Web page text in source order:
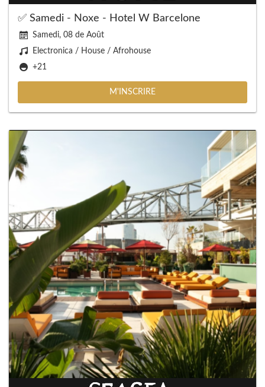
✅ Samedi - Noxe - Hotel W Barcelone
Samedi, 08 de Août
Electronica / House / Afrohouse
+21
M'INSCRIRE